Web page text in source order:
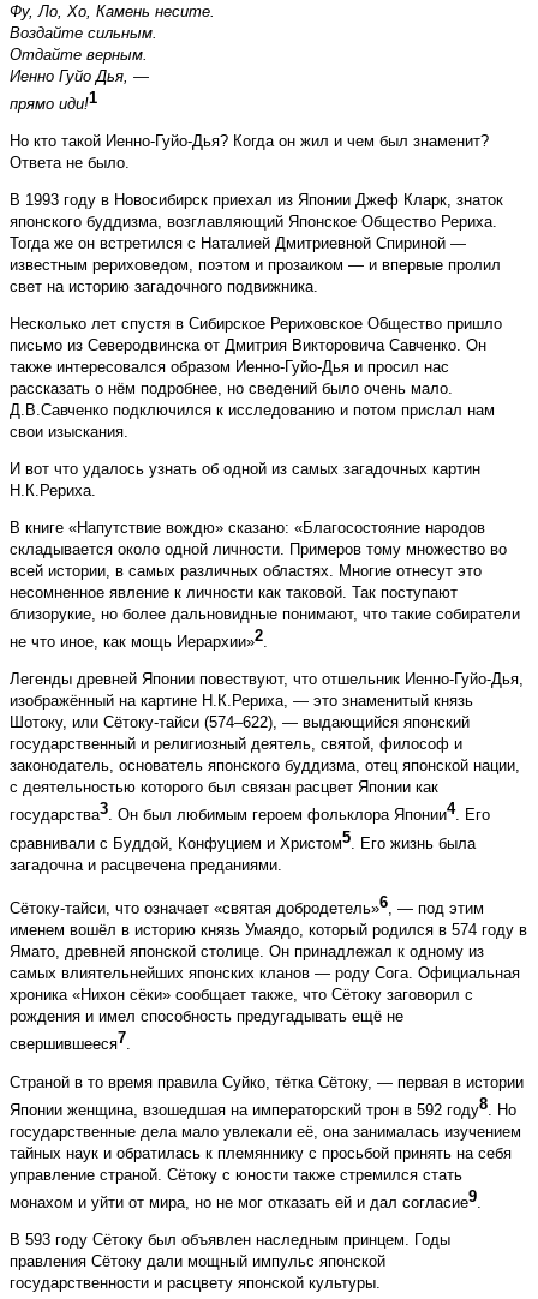
Фу, Ло, Хо, Камень несите.
Воздайте сильным.
Отдайте верным.
Иенно Гуйо Дья, —
прямо иди!1
Но кто такой Иенно-Гуйо-Дья? Когда он жил и чем был знаменит?
Ответа не было.
В 1993 году в Новосибирск приехал из Японии Джеф Кларк, знаток
японского буддизма, возглавляющий Японское Общество Рериха.
Тогда же он встретился с Наталией Дмитриевной Спириной —
известным рериховедом, поэтом и прозаиком — и впервые пролил
свет на историю загадочного подвижника.
Несколько лет спустя в Сибирское Рериховское Общество пришло
письмо из Северодвинска от Дмитрия Викторовича Савченко. Он
также интересовался образом Иенно-Гуйо-Дья и просил нас
рассказать о нём подробнее, но сведений было очень мало.
Д.В.Савченко подключился к исследованию и потом прислал нам
свои изыскания.
И вот что удалось узнать об одной из самых загадочных картин
Н.К.Рериха.
В книге «Напутствие вождю» сказано: «Благосостояние народов
складывается около одной личности. Примеров тому множество во
всей истории, в самых различных областях. Многие отнесут это
несомненное явление к личности как таковой. Так поступают
близорукие, но более дальновидные понимают, что такие собиратели
не что иное, как мощь Иерархии»2.
Легенды древней Японии повествуют, что отшельник Иенно-Гуйо-Дья,
изображённый на картине Н.К.Рериха, — это знаменитый князь
Шотоку, или Сётоку-тайси (574–622), — выдающийся японский
государственный и религиозный деятель, святой, философ и
законодатель, основатель японского буддизма, отец японской нации,
с деятельностью которого был связан расцвет Японии как
государства3. Он был любимым героем фольклора Японии4. Его
сравнивали с Буддой, Конфуцием и Христом5. Его жизнь была
загадочна и расцвечена преданиями.
Сётоку-тайси, что означает «святая добродетель»6, — под этим
именем вошёл в историю князь Умаядо, который родился в 574 году в
Ямато, древней японской столице. Он принадлежал к одному из
самых влиятельнейших японских кланов — роду Сога. Официальная
хроника «Нихон сёки» сообщает также, что Сётоку заговорил с
рождения и имел способность предугадывать ещё не
свершившееся7.
Страной в то время правила Суйко, тётка Сётоку, — первая в истории
Японии женщина, взошедшая на императорский трон в 592 году8. Но
государственные дела мало увлекали её, она занималась изучением
тайных наук и обратилась к племяннику с просьбой принять на себя
управление страной. Сётоку с юности также стремился стать
монахом и уйти от мира, но не мог отказать ей и дал согласие9.
В 593 году Сётоку был объявлен наследным принцем. Годы
правления Сётоку дали мощный импульс японской
государственности и расцвету японской культуры.